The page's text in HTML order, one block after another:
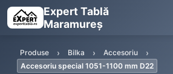
Expert Tablă
Maramureș
Produse Bilka
Accesoriu
Accesoriu special 1051-1100 mm D22